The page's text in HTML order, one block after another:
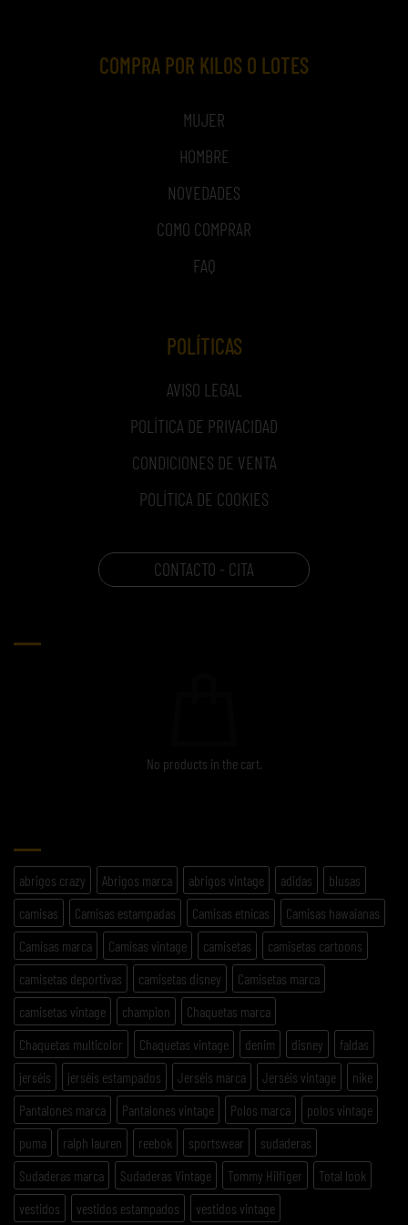
COMPRA POR KILOS O LOTES
MUJER
HOMBRE
NOVEDADES
COMO COMPRAR
FAQ
POLÍTICAS
AVISO LEGAL
POLÍTICA DE PRIVACIDAD
CONDICIONES DE VENTA
POLÍTICA DE COOKIES
CONTACTO - CITA
No products in the cart.
abrigos crazy Abrigos marca abrigos vintage adidas
blusas
camisas
Camisas estampadas Camisas etnicas
Camisas hawaianas
Camisas marca
Camisas vintage camisetas
camisetas cartoons
camisetas deportivas
camisetas disney
Camisetas marca
camisetas vintage
champion
Chaquetas marca
Chaquetas multicolor
Chaquetas vintage denim disney
faldas
jerséis
jerséis estampados Jerséis marca Jerséis vintage
nike
Pantalones marca
Pantalones vintage Polos marca
polos vintage
puma
ralph lauren reebok sportswear
sudaderas
Sudaderas marca
Sudaderas Vintage Tommy Hilfiger
Total look
vestidos
vestidos estampados vestidos vintage